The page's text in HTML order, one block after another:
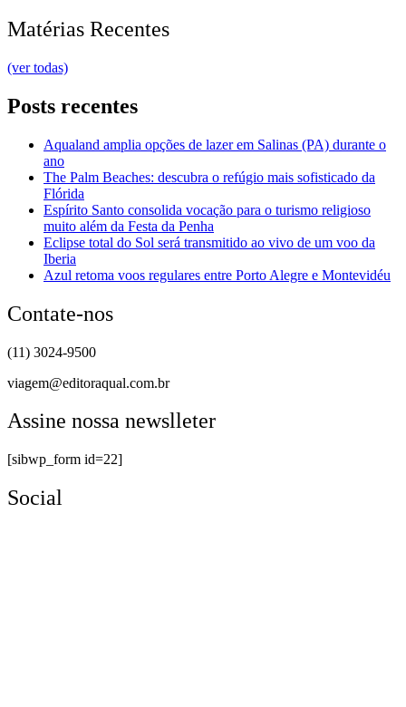
Matérias Recentes
(ver todas)
Posts recentes
Aqualand amplia opções de lazer em Salinas (PA) durante o
ano
The Palm Beaches: descubra o refúgio mais sofisticado da
Flórida
Espírito Santo consolida vocação para o turismo religioso
muito além da Festa da Penha
Eclipse total do Sol será transmitido ao vivo de um voo da
Iberia
Azul retoma voos regulares entre Porto Alegre e Montevidéu
Contate-nos
(11) 3024-9500
viagem@editoraqual.com.br
Assine nossa newslleter
[sibwp_form id=22]
Social